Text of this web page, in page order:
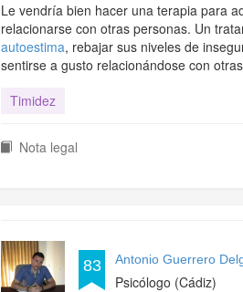
Le vendría bien hacer una terapia para
relacionarse con otras personas. Un
autoestima, rebajar sus niveles de
sentirse a gusto relacionándose con
Timidez
Nota legal
83 Antonio Guerrero
Psicólogo (Cádiz)